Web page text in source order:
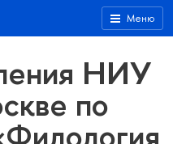
Меню
НИУ
по